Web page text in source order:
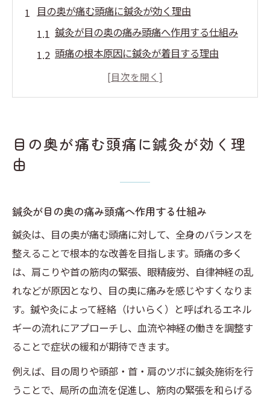
目の奥が痛む頭痛に鍼灸が効く理由
鍼灸が目の奥の痛み頭痛へ作用する仕組み
頭痛の根本原因に鍼灸が着目する理由
鍼灸で頭痛を和らげる東洋医学的視点
目の奥の痛みと鍼灸施術の相性とは
鍼灸で和泉市の頭痛悩みを根本改善へ
目の奥が痛む頭痛と生活習慣の関連性
鍼灸による体質改善で頭痛を予防する方法
再発防止を意識した鍼灸の活用法とは
頭痛なら鍼灸による身体ケアが有効
鍼灸で期待できる頭痛の軽減効果を解説
身体全体のバランス調整と頭痛ケア
目の奥の痛みへの鍼灸的アプローチとは
鍼灸施術で自律神経を整え頭痛をサポート
肩こりや眼精疲労も鍼灸が同時にケア
現代人の目の奥の痛みを和らげる鍼灸法
目の奥が痛む頭痛に鍼灸が効く理
由
鍼灸が目の奥の痛み頭痛へ作用する仕組み
鍼灸は、目の奥が痛む頭痛に対して、全身のバランスを
整えることで根本的な改善を目指します。頭痛の多く
は、肩こりや首の筋肉の緊張、眼精疲労、自律神経の乱
れなどが原因となり、目の奥に痛みを感じやすくなりま
す。鍼や灸によって経絡（けいらく）と呼ばれるエネル
ギーの流れにアプローチし、血流や神経の働きを調整す
ることで症状の緩和が期待できます。
例えば、目の周りや頭部・首・肩のツボに鍼灸施術を行
うことで、局所の血流を促進し、筋肉の緊張を和らげる